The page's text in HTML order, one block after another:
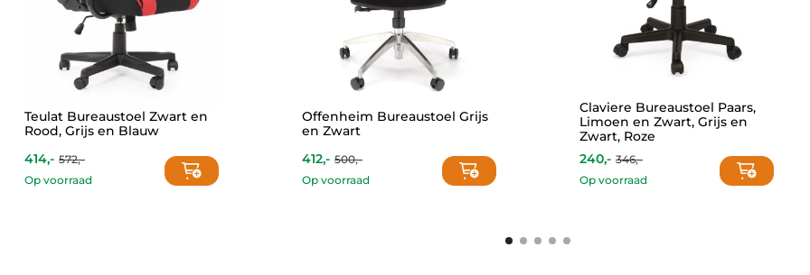
Teulat Bureaustoel Zwart en
Rood, Grijs en Blauw
572,-
414,-
Op voorraad
Offenheim Bureaustoel Grijs
en Zwart
412,-
Current
price
is:
500,-
Original
price
was:
Op voorraad
Claviere Bureaustoel Paars,
Limoen en Zwart, Grijs en
Zwart, Roze
346,-
240,-
Op voorraad
has